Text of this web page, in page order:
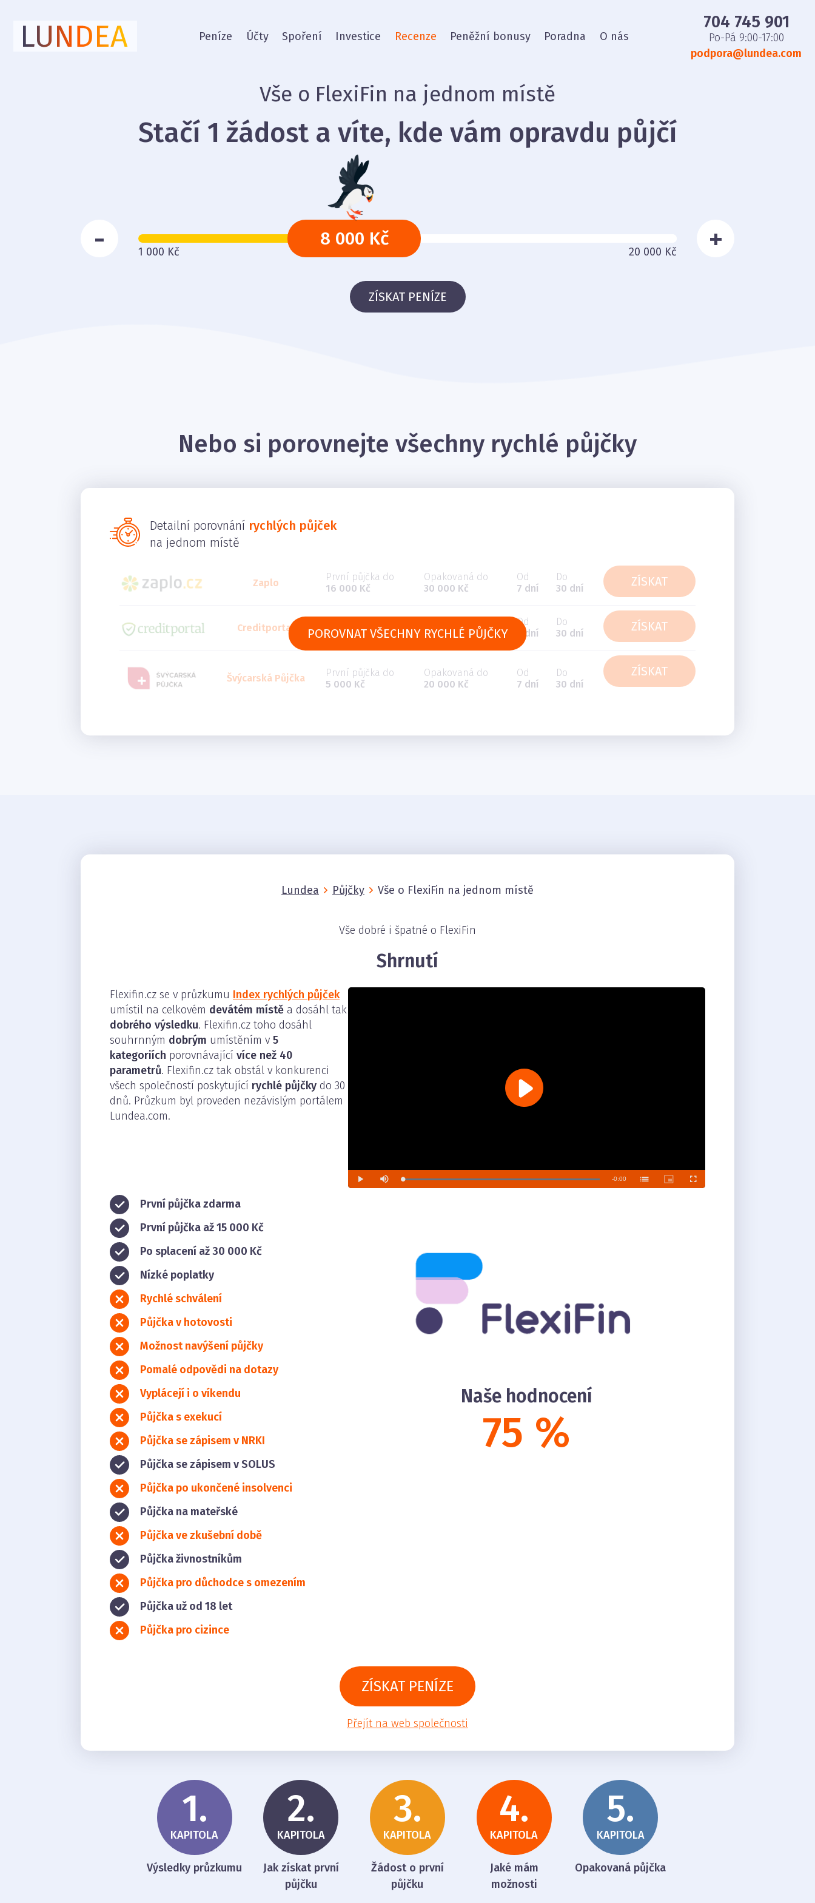
Peníze Účty Spoření Investice Recenze Peněžní bonusy Poradna O nás
704 745 901
Po-Pá 9:00-17:00
podpora@lundea.com
Vše o FlexiFin na jednom místě
Stačí 1 žádost a víte, kde vám opravdu půjčí
8 000 Kč
- +
1 000 Kč 20 000 Kč
ZÍSKAT PENÍZE
Nebo si porovnejte všechny rychlé půjčky
Detailní porovnání rychlých půjček
na jednom místě
Zaplo
První půjčka do
16 000 Kč
Opakovaná do
30 000 Kč
Od
7 dní
Do
30 dní
ZÍSKAT
Creditportal
5 000 Kč
30 000 Kč
Od
5 dní
Do
30 dní
ZÍSKAT
Švýcarská Půjčka
První půjčka do
5 000 Kč
Opakovaná do
20 000 Kč
Od
7 dní
Do
30 dní
ZÍSKAT
POROVNAT VŠECHNY RYCHLÉ PŮJČKY
Lundea Půjčky Vše o FlexiFin na jednom místě
Vše dobré i špatné o FlexiFin
Shrnutí
Flexifin.cz se v průzkumu Index rychlých půjček
umístil na celkovém devátém místě a dosáhl tak
dobrého výsledku. Flexifin.cz toho dosáhl
souhrnným dobrým umístěním v 5
kategoriích porovnávající více než 40
parametrů. Flexifin.cz tak obstál v konkurenci
všech společností poskytující rychlé půjčky do 30
dnů. Průzkum byl proveden nezávislým portálem
Lundea.com.
První půjčka zdarma
První půjčka až 15 000 Kč
Po splacení až 30 000 Kč
Nízké poplatky
Rychlé schválení
Půjčka v hotovosti
Možnost navýšení půjčky
Pomalé odpovědi na dotazy
Vyplácejí i o víkendu
Půjčka s exekucí
Půjčka se zápisem v NRKI
Půjčka se zápisem v SOLUS
Půjčka po ukončené insolvenci
Půjčka na mateřské
Půjčka ve zkušební době
Půjčka živnostníkům
Půjčka pro důchodce s omezením
Půjčka už od 18 let
Půjčka pro cizince
Naše hodnocení
75 %
ZÍSKAT PENÍZE
Přejít na web společnosti
1.
KAPITOLA
Výsledky průzkumu
2.
KAPITOLA
Jak získat první
půjčku
3.
KAPITOLA
Žádost o první
půjčku
4.
KAPITOLA
Jaké mám
možnosti
5.
KAPITOLA
Opakovaná půjčka